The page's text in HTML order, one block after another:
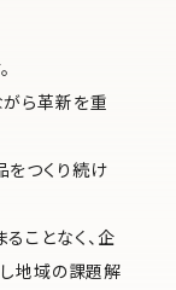
ら革新を重
をつくり続け
ことなく、企
地域の課題解